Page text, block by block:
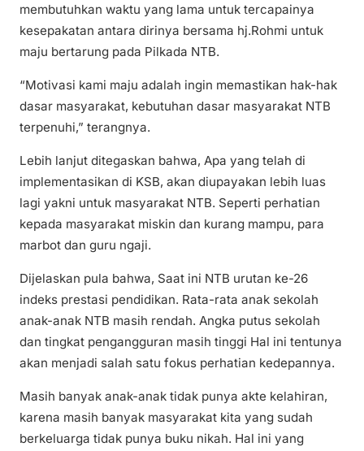
membutuhkan waktu yang lama untuk tercapainya
kesepakatan antara dirinya bersama hj.Rohmi untuk
maju bertarung pada Pilkada NTB.
“Motivasi kami maju adalah ingin memastikan hak-hak
dasar masyarakat, kebutuhan dasar masyarakat NTB
terpenuhi,” terangnya.
Lebih lanjut ditegaskan bahwa, Apa yang telah di
implementasikan di KSB, akan diupayakan lebih luas
lagi yakni untuk masyarakat NTB. Seperti perhatian
kepada masyarakat miskin dan kurang mampu, para
marbot dan guru ngaji.
Dijelaskan pula bahwa, Saat ini NTB urutan ke-26
indeks prestasi pendidikan. Rata-rata anak sekolah
anak-anak NTB masih rendah. Angka putus sekolah
dan tingkat pengangguran masih tinggi Hal ini tentunya
akan menjadi salah satu fokus perhatian kedepannya.
Masih banyak anak-anak tidak punya akte kelahiran,
karena masih banyak masyarakat kita yang sudah
berkeluarga tidak punya buku nikah. Hal ini yang